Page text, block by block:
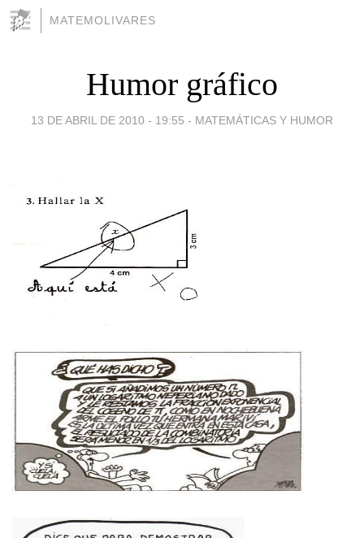
MATEMOLIVARES
Humor gráfico
13 DE ABRIL DE 2010 - 19:55 - MATEMÁTICAS Y HUMOR